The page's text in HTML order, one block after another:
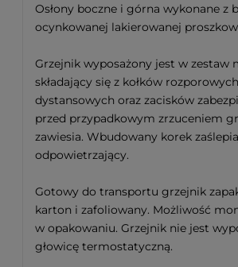
Osłony boczne i górna wykonane z
ocynkowanej lakierowanej
Grzejnik wyposażony jest w zestaw
składający się z kołków
dystansowych oraz zacisków
przed przypadkowym zrzuceniem
zawiesia. Wbudowany korek
odpowietrzający.
Gotowy do transportu grzejnik
karton i zafoliowany. Możliwość
w opakowaniu. Grzejnik nie jest
głowicę termostatyczną.